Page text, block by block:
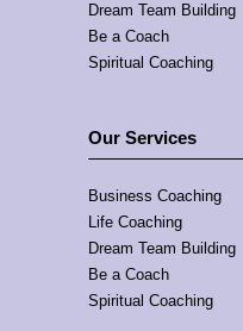
Dream Team Building
Be a Coach
Spiritual Coaching
Our Services
Business Coaching
Life Coaching
Dream Team Building
Be a Coach
Spiritual Coaching